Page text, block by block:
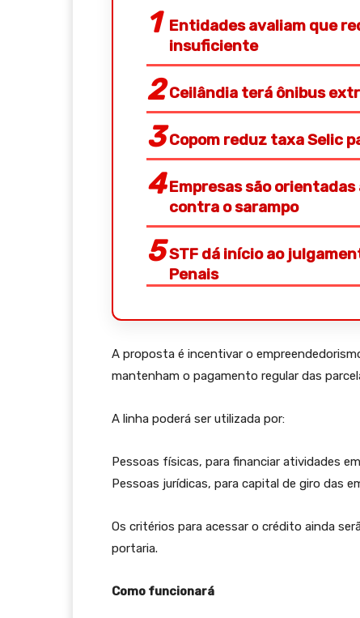
Entidades avaliam que
insuficiente
Ceilândia terá ônibus
Copom reduz taxa Selic
Empresas são
contra o sarampo
STF dá início ao
Penais
A proposta é incentivar o
mantenham o pagamento regular das
A linha poderá ser utilizada por:
Pessoas físicas, para financiar atividades
Pessoas jurídicas, para capital de giro das
Os critérios para acessar o crédito ainda
portaria.
Como funcionará